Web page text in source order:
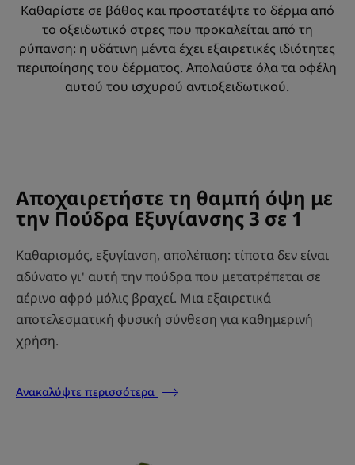
Καθαρίστε σε βάθος και προστατέψτε το δέρμα από
το οξειδωτικό στρες που προκαλείται από τη
ρύπανση: η υδάτινη μέντα έχει εξαιρετικές ιδιότητες
περιποίησης του δέρματος. Απολαύστε όλα τα οφέλη
αυτού του ισχυρού αντιοξειδωτικού.
Αποχαιρετήστε τη θαμπή όψη με
την Πούδρα Εξυγίανσης 3 σε 1
Καθαρισμός, εξυγίανση, απολέπιση: τίποτα δεν είναι
αδύνατο γι' αυτή την πούδρα που μετατρέπεται σε
αέρινο αφρό μόλις βραχεί. Μια εξαιρετικά
αποτελεσματική φυσική σύνθεση για καθημερινή
χρήση.
Ανακαλύψτε περισσότερα